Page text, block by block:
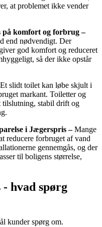
at problemet ikke vender
komfort og forbrug –
end nødvendigt. Der
god komfort og reduceret
så der ikke opstår
Et slidt toilet kan løbe skjult i
markant. Toiletter og
tilslutning, stabil drift og
i Jægerspris –Mange
reducere forbruget af vand
gennemgås, og der
til boligens størrelse,
hvad spørg
kunder spørg om.